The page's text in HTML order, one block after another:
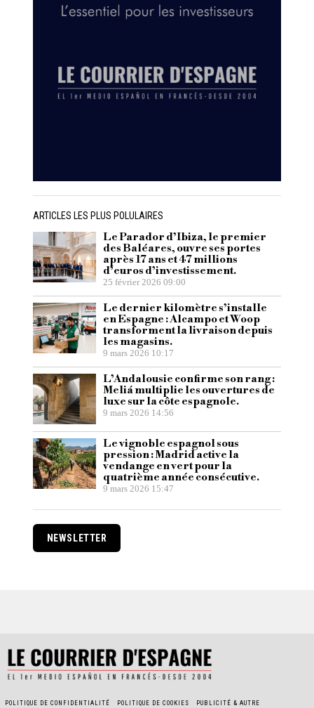
ARTICLES LES PLUS POLULAIRES
Le Parador d’Ibiza, le premier
des Baléares, ouvre ses portes
après 17 ans et 47 millions
d’euros d’investissement.
25 février 2026 09:00
Le dernier kilomètre s’installe
en Espagne : Alcampo et Woop
transforment la livraison depuis
les magasins.
9 mars 2026 10:17
L’Andalousie confirme son rang :
Meliá multiplie les ouvertures de
luxe sur la côte espagnole.
9 mars 2026 14:56
Le vignoble espagnol sous
pression : Madrid active la
vendange en vert pour la
quatrième année consécutive.
9 mars 2026 15:47
NEWSLETTER
POLITIQUE DE CONFIDENTIALITÉ POLITIQUE DE COOKIES PUBLICITÉ & AUTRE